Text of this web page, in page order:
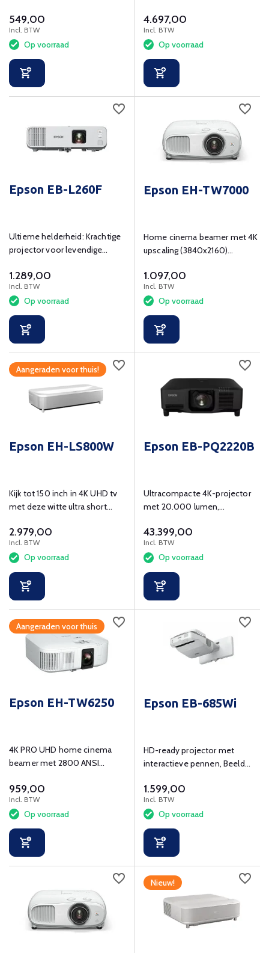
549,00
Incl. BTW
Op voorraad
diagonaal.
4.697,00
Incl. BTW
Op voorraad
Epson EB-L260F
Ultieme helderheid: Krachtige
projector voor levendige
1.289,00
Incl. BTW
Op voorraad
Epson EH-TW7000
Home cinema beamer met 4K
upscaling (3840x2160)
1.097,00
Incl. BTW
Op voorraad
Aangeraden voor thuis!
Epson EH-LS800W
Kijk tot 150 inch in 4K UHD tv
met deze witte ultra short
2.979,00
Incl. BTW
Op voorraad
Epson EB-PQ2220B
Ultracompacte 4K-projector
met 20.000 lumen,
gebruik
43.399,00
Incl. BTW
Op voorraad
Aangeraden voor thuis
Epson EH-TW6250
4K PRO UHD home cinema
beamer met 2800 ANSI
959,00
Incl. BTW
Op voorraad
Epson EB-685Wi
HD-ready projector met
interactieve pennen, Beeld
interactieve pennen,
Optionele draadloze
aansluitmogelijkheden
1.599,00
Incl. BTW
Op voorraad
Nieuw!